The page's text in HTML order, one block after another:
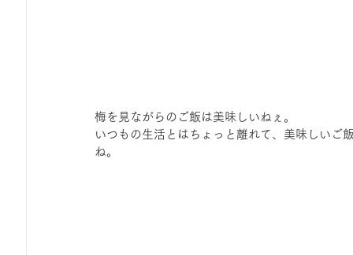
梅を見ながらのご飯は美味しいねぇ。
いつもの生活とはちょっと離れて、美味しいご
ね。